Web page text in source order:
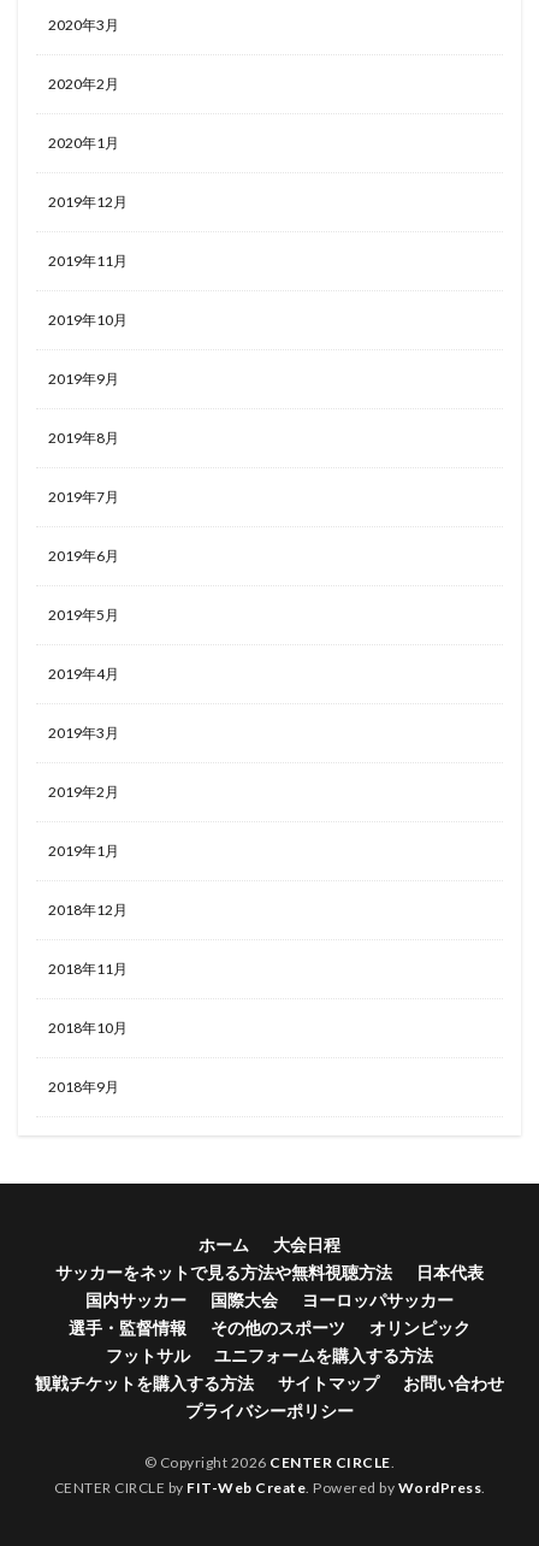
2020年3月
2020年2月
2020年1月
2019年12月
2019年11月
2019年10月
2019年9月
2019年8月
2019年7月
2019年6月
2019年5月
2019年4月
2019年3月
2019年2月
2019年1月
2018年12月
2018年11月
2018年10月
2018年9月
ホーム
大会日程
サッカーをネットで見る方法や無料視聴方法
日本代表
国内サッカー
国際大会
ヨーロッパサッカー
選手・監督情報
その他のスポーツ
オリンピック
フットサル
ユニフォームを購入する方法
観戦チケットを購入する方法
サイトマップ
お問い合わせ
プライバシーポリシー
© Copyright 2026 CENTER CIRCLE
CENTER CIRCLE by FIT-Web Create . Powered by WordPress